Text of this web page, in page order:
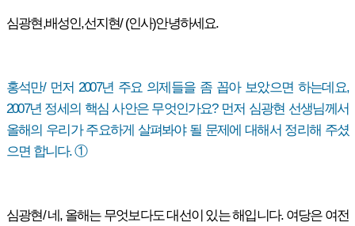
심광현,배성인,선지현/ (인사)안녕하세요.
홍석만/ 먼저 2007년 주요 의제들을 좀 꼽아 보았으면 하는데요,
2007년 정세의 핵심 사안은 무엇인가요? 먼저 심광현 선생님께서
올해의 우리가 주요하게 살펴봐야 될 문제에 대해서 정리해 주셨
으면 합니다. ①
심광현/ 네, 올해는 무엇보다도 대선이 있는 해입니다. 여당은 여전